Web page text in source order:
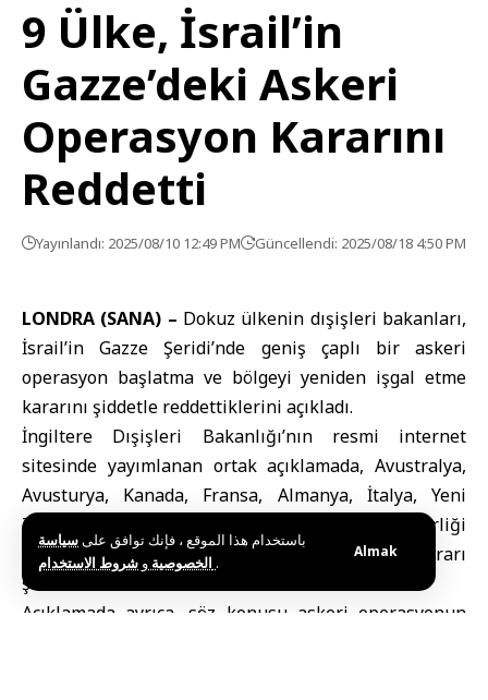
باستخدام هذا الموقع ، فإنك توافق علىسياسة
الخصوصية و .
Almak
9 Ülke, İsrail’in
Gazze’deki Askeri
Operasyon Kararını
Reddetti
Yayınlandı: 2025/08/10 12:49 PM Güncellendi: 2025/08/18 4:50 PM
LONDRA (SANA) – Dokuz ülkenin dışişleri bakanları,
İsrail’in Gazze Şeridi’nde geniş çaplı bir askeri
operasyon başlatma ve bölgeyi yeniden işgal etme
kararını şiddetle reddettiklerini açıkladı.
İngiltere Dışişleri Bakanlığı’nın resmi internet
sitesinde yayımlanan ortak açıklamada, Avustralya,
Avusturya, Kanada, Fransa, Almanya, İtalya, Yeni
Zelanda, Norveç, Birleşik Krallık ve Avrupa Birliği
Yüksek Temsilcisi’nin dışişleri bakanlarının bu kararı
şiddetle kınadıkları belirtildi.
Açıklamada ayrıca, söz konusu askeri operasyonun